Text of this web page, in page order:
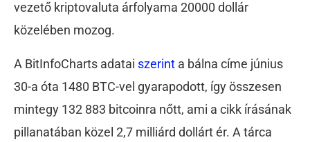
vezető kriptovaluta árfolyama 20000 dollár
közelében mozog.
A BitInfoCharts adatai szerint a bálna címe június
30-a óta 1480 BTC-vel gyarapodott, így összesen
mintegy 132 883 bitcoinra nőtt, ami a cikk írásának
pillanatában közel 2,7 milliárd dollárt ér. A tárca